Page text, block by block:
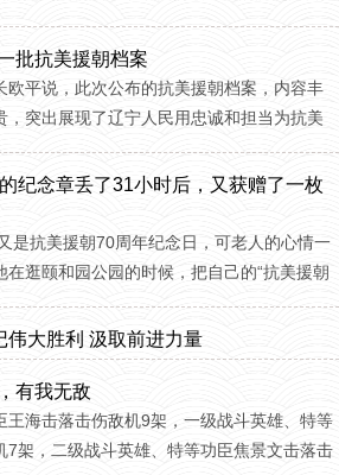
扬抗美援朝精神。
批抗美援朝档案
平说，此次公布的抗美援朝档案，内容丰
，突出展现了辽宁人民用忠诚和担当为抗美
纪念章丢了31小时后，又获赠了一枚
是抗美援朝70周年纪念日，可老人的心情一
逛颐和园公园的时候，把自己的“抗美援朝
伟大胜利 汲取前进力量
有我无敌
王海击落击伤敌机9架，一级战斗英雄、特等
7架，二级战斗英雄、特等功臣焦景文击落击